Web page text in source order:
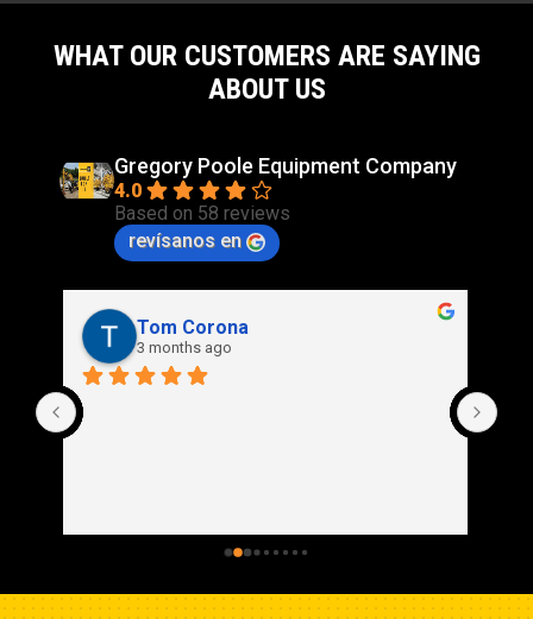
WHAT OUR CUSTOMERS ARE SAYING
ABOUT US
Gregory Poole Equipment Company
4.0
Based on 58 reviews
revísanos en
Rich Stidd
3 months ago